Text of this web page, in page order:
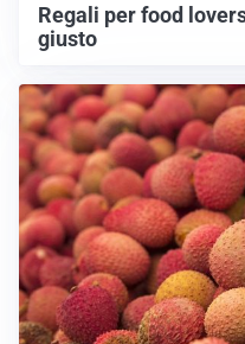
Regali per food
giusto